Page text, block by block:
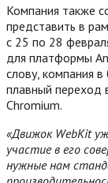
Компания также
представить в
с 25 по 28
для платформы
слову, компания
плавный переход
Chromium.
«Движок WebKit
участие в его
нужные нам